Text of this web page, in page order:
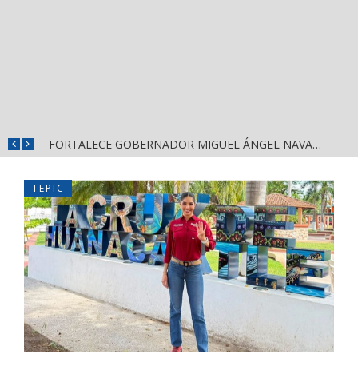
FORTALECE GOBERNADOR MIGUEL ÁNGEL NAVARRO LA COORDINACIÓN CON EL SECTOR EDUCATIVO EN NAYARIT
TEPIC